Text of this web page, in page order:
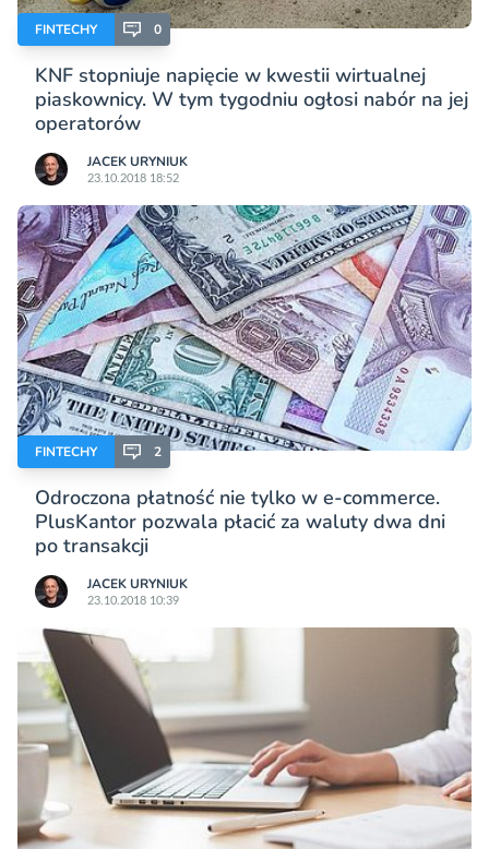
FINTECHY 0
KNF stopniuje napięcie w kwestii wirtualnej
piaskownicy. W tym tygodniu ogłosi nabór na jej
operatorów
JACEK URYNIUK
23.10.2018 18:52
FINTECHY 2
Odroczona płatność nie tylko w e-commerce.
PlusKantor pozwala płacić za waluty dwa dni
po transakcji
JACEK URYNIUK
23.10.2018 10:39